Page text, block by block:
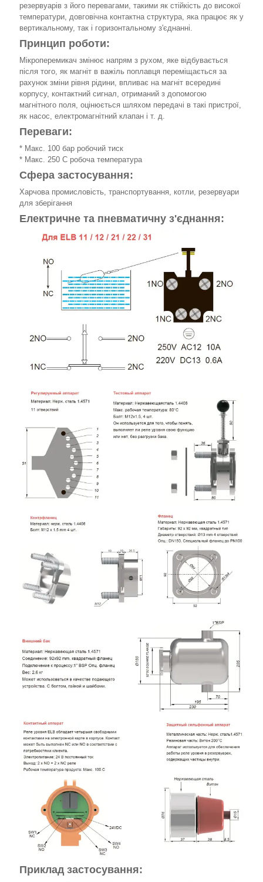
резервуарів з його перевагами, такими як стійкість до високої
температури, довговічна контактна структура, яка працює як у
вертикальному, так і горизонтальному з'єднанні.
Принцип роботи:
Мікроперемикач змінює напрям з рухом, яке відбувається
після того, як магніт в важіль поплавця переміщається за
рахунок зміни рівня рідини, впливає на магніт всередині
корпусу, контактний сигнал, отриманий з допомогою
магнітного поля, оцінюється шляхом передачі в такі пристрої,
як насос, електромагнітний клапан і т. д.
Переваги:
* Макс. 100 бар робочий тиск
* Макс. 250 C робоча температура
Сфера застосування:
Харчова промисловість, транспортування, котли, резервуари
для зберігання
Електричне та пневматичну з'єднання:
Приклад застосування: